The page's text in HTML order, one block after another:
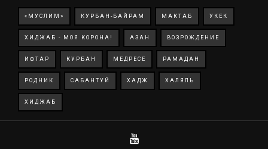
«МУСЛИМ» КУРБАН-БАЙРАМ МАКТАБ УКЕК
ХИДЖАБ - МОЯ КОРОНА! АЗАН ВОЗРОЖДЕНИЕ
ИФТАР КУРБАН МЕДРЕСЕ РАМАДАН
РОДНИК САБАНТУЙ ХАДЖ ХАЛЯЛЬ
ХИДЖАБ